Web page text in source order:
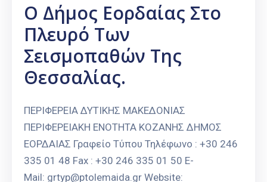
Ο Δήμος Εορδαίας Στο
Πλευρό Των
Σεισμοπαθών Της
Θεσσαλίας.
ΠΕΡΙΦΕΡΕΙΑ ΔΥΤΙΚΗΣ ΜΑΚΕΔΟΝΙΑΣ
ΠΕΡΙΦΕΡΕΙΑΚΗ ΕΝΟΤΗΤΑ ΚΟΖΑΝΗΣ ΔΗΜΟΣ
ΕΟΡΔΑΙΑΣ Γραφείο Τύπου Τηλέφωνο : +30 246
335 01 48 Fax : +30 246 335 01 50 E-
Mail: grtyp@ptolemaida.gr Website: